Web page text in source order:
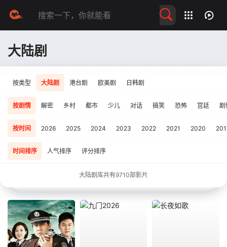
大陆剧
按类型 大陆剧 港台剧 欧美剧 日韩剧
按剧情 解密 乡村 都市 少儿 对话 搞笑 恐怖 宫廷 剧
按时间 2026 2025 2024 2023 2022 2021 2020
时间排序 人气排序 评分排序
大陆剧库共有9710部影片